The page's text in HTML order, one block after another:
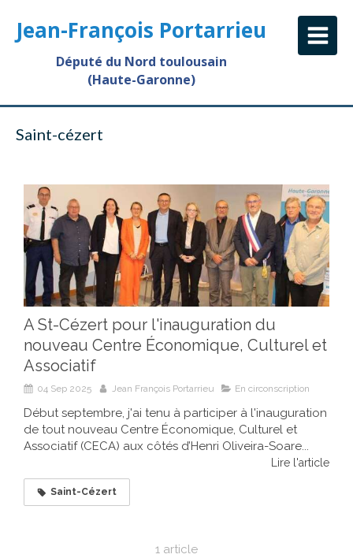
Jean-François Portarrieu
Député du Nord toulousain
(Haute-Garonne)
Saint-cézert
A St-Cézert pour l'inauguration du
nouveau Centre Économique, Culturel et
Associatif
04 Sep 2025 Jean François Portarrieu En circonscription
Début septembre, j'ai tenu à participer à l'inauguration
de tout nouveau Centre Économique, Culturel et
Associatif (CECA) aux côtés d’Henri Oliveira-Soare...
Lire l'article
Saint-Cézert
1 article